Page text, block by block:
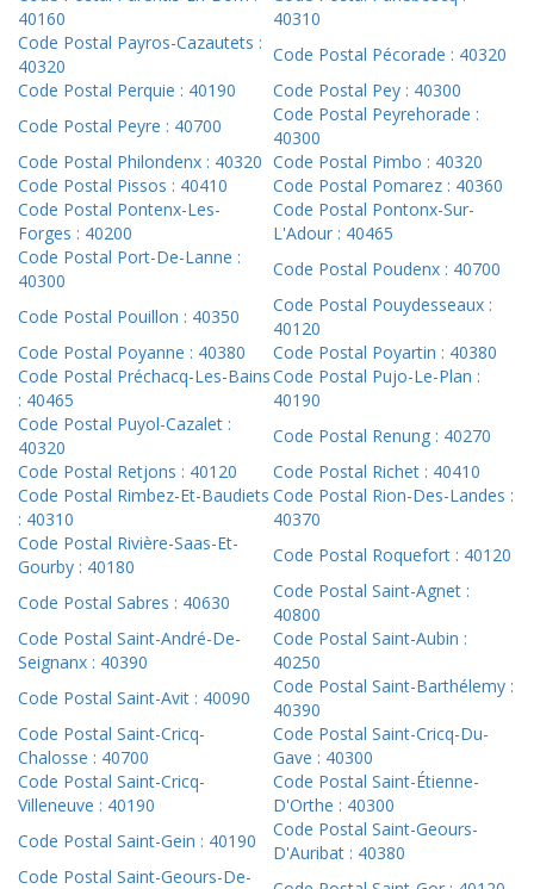
40160
40310
Code Postal Payros-Cazautets :
40320
Code Postal Pécorade : 40320
Code Postal Perquie : 40190
Code Postal Pey : 40300
Code Postal Peyre : 40700
Code Postal Peyrehorade :
40300
Code Postal Philondenx : 40320 Code Postal Pimbo : 40320
Code Postal Pissos : 40410
Code Postal Pomarez : 40360
Code Postal Pontenx-Les-
Forges : 40200
Code Postal Pontonx-Sur-
L'Adour : 40465
Code Postal Port-De-Lanne :
40300
Code Postal Poudenx : 40700
Code Postal Pouillon : 40350
Code Postal Pouydesseaux :
40120
Code Postal Poyanne : 40380
Code Postal Poyartin : 40380
Code Postal Préchacq-Les-Bains
: 40465
Code Postal Pujo-Le-Plan :
40190
Code Postal Puyol-Cazalet :
40320
Code Postal Renung : 40270
Code Postal Retjons : 40120
Code Postal Richet : 40410
Code Postal Rimbez-Et-Baudiets
: 40310
Code Postal Rion-Des-Landes :
40370
Code Postal Rivière-Saas-Et-
Gourby : 40180
Code Postal Roquefort : 40120
Code Postal Sabres : 40630
Code Postal Saint-Agnet :
40800
Code Postal Saint-André-De-
Seignanx : 40390
Code Postal Saint-Aubin :
40250
Code Postal Saint-Avit : 40090
Code Postal Saint-Barthélemy :
40390
Code Postal Saint-Cricq-
Chalosse : 40700
Code Postal Saint-Cricq-Du-
Gave : 40300
Code Postal Saint-Cricq-
Villeneuve : 40190
Code Postal Saint-Étienne-
D'Orthe : 40300
Code Postal Saint-Gein : 40190
Code Postal Saint-Geours-
D'Auribat : 40380
Code Postal Saint-Geours-De-